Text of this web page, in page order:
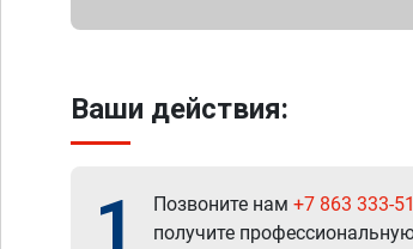
Ваши действия:
1 Позвоните нам +7 863 333-
получите